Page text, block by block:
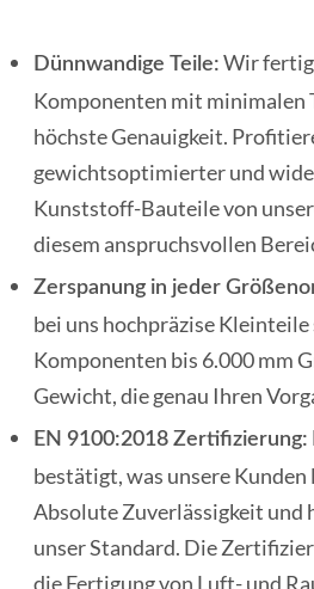
Dünnwandige Teile: Wir
Komponenten mit minimalen
höchste Genauigkeit.
gewichtsoptimierter und
Kunststoff-Bauteile von
diesem anspruchsvollen
Zerspanung in jeder
bei uns hochpräzise
Komponenten bis 6.000 mm
Gewicht, die genau Ihren
EN 9100:2018 Zertifizierung:
bestätigt, was unsere Kunden
Absolute Zuverlässigkeit und
unser Standard. Die
die Fertigung von Luft- und